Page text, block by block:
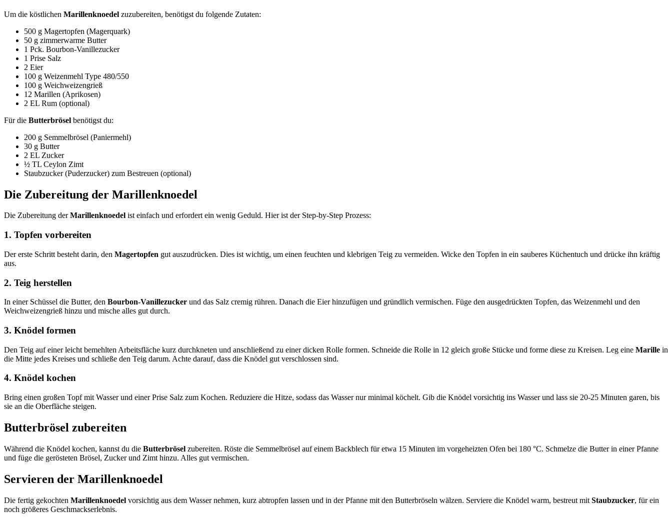
Um die köstlichen Marillenknoedel zuzubereiten, benötigst du folgende Zutaten:
500 g Magertopfen (Magerquark)
50 g zimmerwarme Butter
1 Pck. Bourbon-Vanillezucker
1 Prise Salz
2 Eier
100 g Weizenmehl Type 480/550
100 g Weichweizengrieß
12 Marillen (Aprikosen)
2 EL Rum (optional)
Für die Butterbrösel benötigst du:
200 g Semmelbrösel (Paniermehl)
30 g Butter
2 EL Zucker
½ TL Ceylon Zimt
Staubzucker (Puderzucker) zum Bestreuen (optional)
Die Zubereitung der Marillenknoedel
Die Zubereitung derMarillenknoedel ist einfach und erfordert ein wenig Geduld. Hier ist der Step-by-Step Prozess:
1. Topfen vorbereiten
Der erste Schritt besteht darin, den Magertopfen gut auszudrücken. Dies ist wichtig, um einen feuchten und klebrigen Teig zu vermeiden. Wicke den Topfen in ein sauberes Küchentuch und drücke ihn kräftig
aus.
2. Teig herstellen
In einer Schüssel die Butter, den Bourbon-Vanillezucker und das Salz cremig rühren. Danach die Eier hinzufügen und gründlich vermischen. Füge den ausgedrückten Topfen, das Weizenmehl und den
Weichweizengrieß hinzu und mische alles gut durch.
3. Knödel formen
Den Teig auf einer leicht bemehlten Arbeitsfläche kurz durchkneten und anschließend zu einer dicken Rolle formen. Schneide die Rolle in 12 gleich große Stücke und forme diese zu Kreisen. Leg eine Marille in
die Mitte jedes Kreises und schließe den Teig darum. Achte darauf, dass die Knödel gut verschlossen sind.
4. Knödel kochen
Bring einen großen Topf mit Wasser und einer Prise Salz zum Kochen. Reduziere die Hitze, sodass das Wasser nur minimal köchelt. Gib die Knödel vorsichtig ins Wasser und lass sie 20-25 Minuten garen, bis
sie an die Oberfläche steigen.
Butterbrösel zubereiten
Während die Knödel kochen, kannst du die Butterbrösel zubereiten. Röste die Semmelbrösel auf einem Backblech für etwa 15 Minuten im vorgeheizten Ofen bei 180 °C. Schmelze die Butter in einer Pfanne
und füge die gerösteten Brösel, Zucker und Zimt hinzu. Alles gut vermischen.
Servieren der Marillenknoedel
Die fertig gekochten Marillenknoedel vorsichtig aus dem Wasser nehmen, kurz abtropfen lassen und in der Pfanne mit den Butterbröseln wälzen. Serviere die Knödel warm, bestreut mit Staubzucker, für ein
noch größeres Geschmackserlebnis.